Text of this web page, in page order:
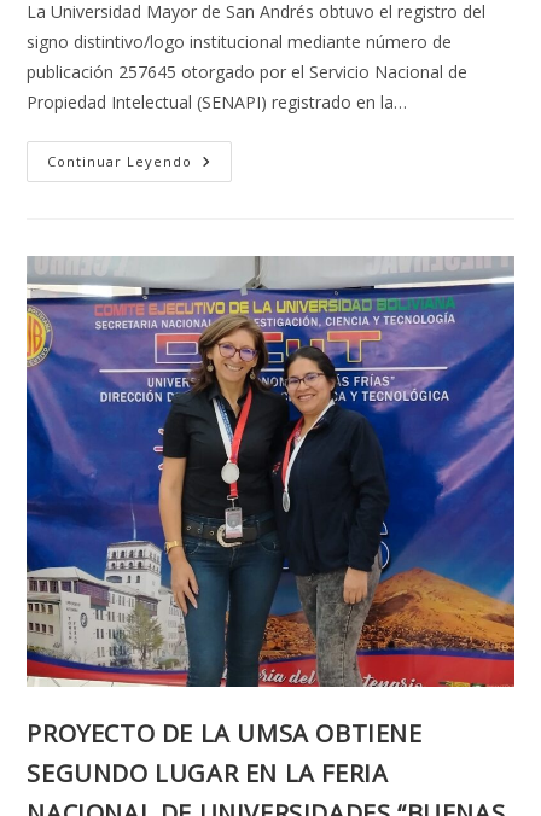
La Universidad Mayor de San Andrés obtuvo el registro del
signo distintivo/logo institucional mediante número de
publicación 257645 otorgado por el Servicio Nacional de
Propiedad Intelectual (SENAPI) registrado en la…
Continuar Leyendo LA
UMSA
EN
EL
SENAPI
PROYECTO DE LA UMSA OBTIENE
SEGUNDO LUGAR EN LA FERIA